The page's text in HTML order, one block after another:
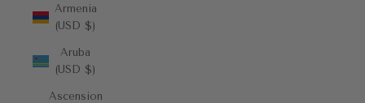
Armenia
(USD $)
Aruba
(USD $)
Ascension